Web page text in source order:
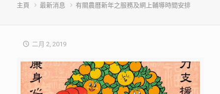
主頁 最新消息 有關農曆新年之服務及網上輔導時間安排
二月 2, 2019